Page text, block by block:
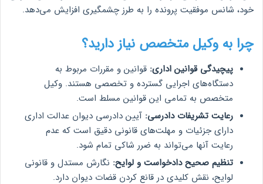
خود، شانس موفقیت پرونده را به طرز چشمگیری افزایش می‌دهد.
چرا به وکیل متخصص نیاز دارید؟
پیچیدگی قوانین اداری: قوانین و مقررات مربوط به
دستگاه‌های اجرایی گسترده و تخصصی هستند. وکیل
متخصص به تمامی این قوانین مسلط است.
رعایت تشریفات دادرسی: آیین دادرسی دیوان عدالت اداری
دارای جزئیات و مهلت‌های قانونی دقیق است که عدم
رعایت آنها می‌تواند به ضرر شاکی تمام شود.
تنظیم صحیح دادخواست و لوایح: نگارش مستدل و قانونی
لوایح، نقش کلیدی در قانع کردن قضات دیوان دارد.